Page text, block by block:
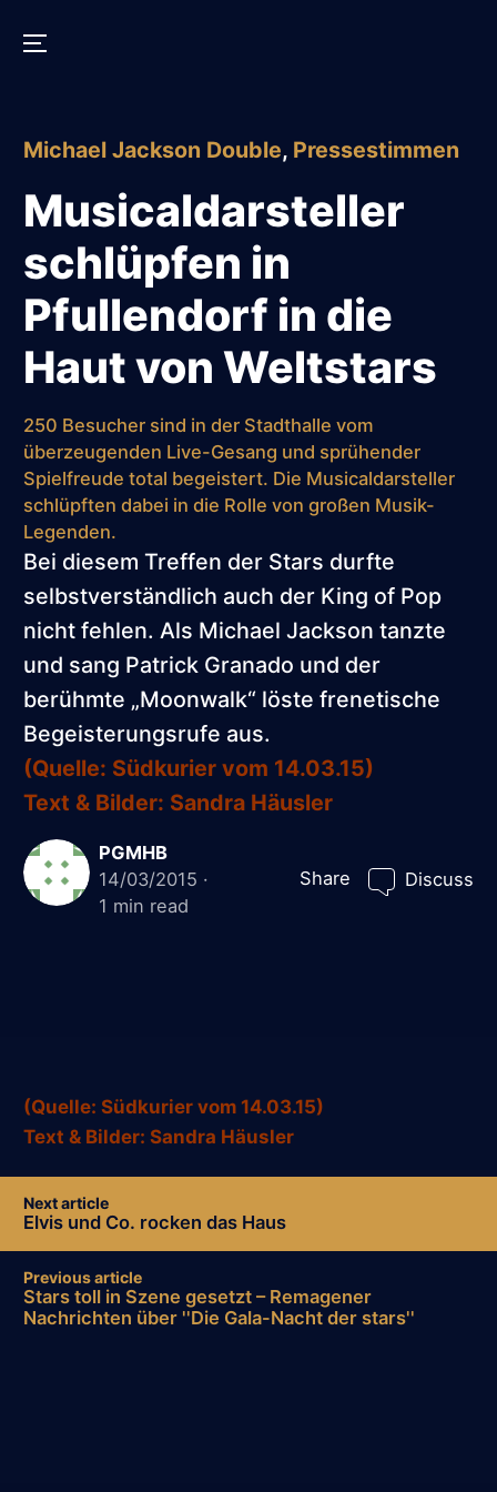
content
Menu
Posted
Michael Jackson Double, Pressestimmen
Musicaldarsteller
schlüpfen in
Pfullendorf in die
Haut von Weltstars
250 Besucher sind in der Stadthalle vom
überzeugenden Live-Gesang und sprühender
Spielfreude total begeistert. Die Musicaldarsteller
schlüpften dabei in die Rolle von großen Musik-
Legenden.
Bei diesem Treffen der Stars durfte
selbstverständlich auch der King of Pop
nicht fehlen. Als Michael Jackson tanzte
und sang Patrick Granado und der
berühmte „Moonwalk“ löste frenetische
Begeisterungsrufe aus.
(Quelle: Südkurier vom 14.03.15)
Text & Bilder: Sandra Häusler
PGMHB
14/03/2015
1 min read
Share Discuss
(Quelle: Südkurier vom 14.03.15)
Text & Bilder: Sandra Häusler
Post
navigation
Previous article
Stars toll in Szene gesetzt – Remagener
Nachrichten über ''Die Gala-Nacht der stars''
Next article
Elvis und Co. rocken das Haus